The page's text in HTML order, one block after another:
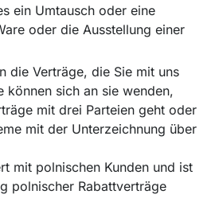
ein Umtausch oder eine
oder die Ausstellung einer
die Verträge, die Sie mit uns
können sich an sie wenden,
mit drei Parteien geht oder
mit der Unterzeichnung über
mit polnischen Kunden und ist
polnischer Rabattverträge